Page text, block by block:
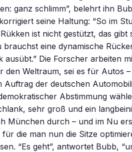
ganz schlimm”, belehrt ihn
seine Haltung: “So im
ist nicht gestützt, das gibt
brauchst eine dynamische
Die Forscher arbeiten
den Weltraum, sei es für Autos
Auftrag der deutschen
Abstimmung
sehr groß und ein
München durch – und im Nu
die man nun die Sitze
“Es geht”, antwortet Bubb,